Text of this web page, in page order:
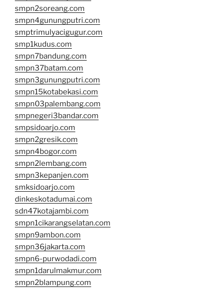
smpn2soreang.com
smpn4gunungputri.com
smptrimulyacigugur.com
smp1kudus.com
smpn7bandung.com
smpn37batam.com
smpn3gunungputri.com
smpn15kotabekasi.com
smpn03palembang.com
smpnegeri3bandar.com
smpsidoarjo.com
smpn2gresik.com
smpn4bogor.com
smpn2lembang.com
smpn3kepanjen.com
smksidoarjo.com
dinkeskotadumai.com
sdn47kotajambi.com
smpn1cikarangselatan.com
smpn9ambon.com
smpn36jakarta.com
smpn6-purwodadi.com
smpn1darulmakmur.com
smpn2blampung.com